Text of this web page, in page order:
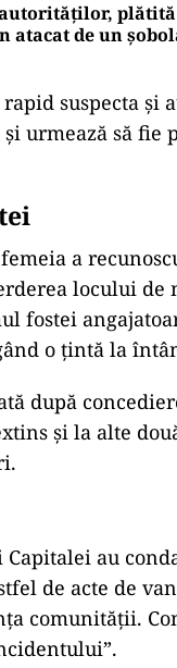
plătită
atacat de un
suspecta și
urmează să
a
locului de
fostei
o țintă la
după
și la alte
au
de acte de
comunității.